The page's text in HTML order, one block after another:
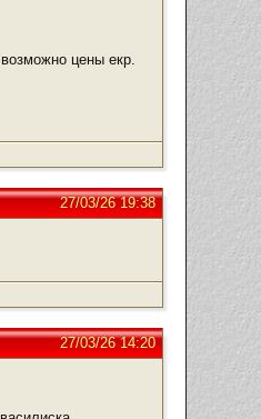
цены екр.
27/03/26 19:38
27/03/26 14:20